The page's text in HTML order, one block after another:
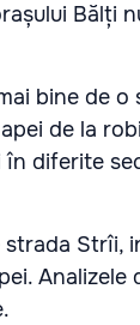
Bălți
bine de o
de la
în diferite
Strîi,
Analizele